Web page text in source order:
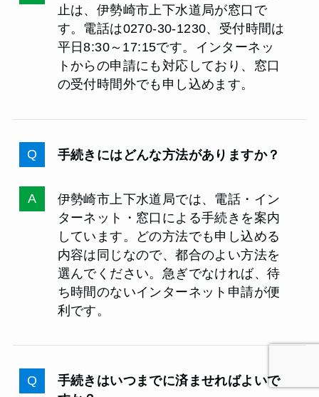
止は、伊勢崎市上下水道局が窓口で
す。電話は0270-30-1230、受付時間は
平日8:30～17:15です。インターネッ
トからの申請にも対応しており、窓口
の受付時間外でも申し込めます。
手続きにはどんな方法がありますか？
伊勢崎市上下水道局では、電話・イン
ターネット・窓口による手続きを案内
しています。どの方法でも申し込める
内容は同じなので、都合のよい方法を
選んでください。急ぎでなければ、待
ち時間のないインターネット申請が便
利です。
手続きはいつまでに済ませればよいで